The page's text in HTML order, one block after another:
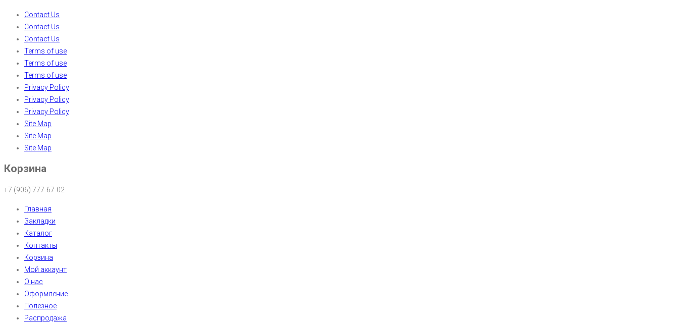
Contact Us
Contact Us
Contact Us
Terms of use
Terms of use
Terms of use
Privacy Policy
Privacy Policy
Privacy Policy
Site Map
Site Map
Site Map
Корзина
+7 (906) 777-67-02
Главная
Закладки
Каталог
Контакты
Корзина
Мой аккаунт
О нас
Оформление
Полезное
Распродажа